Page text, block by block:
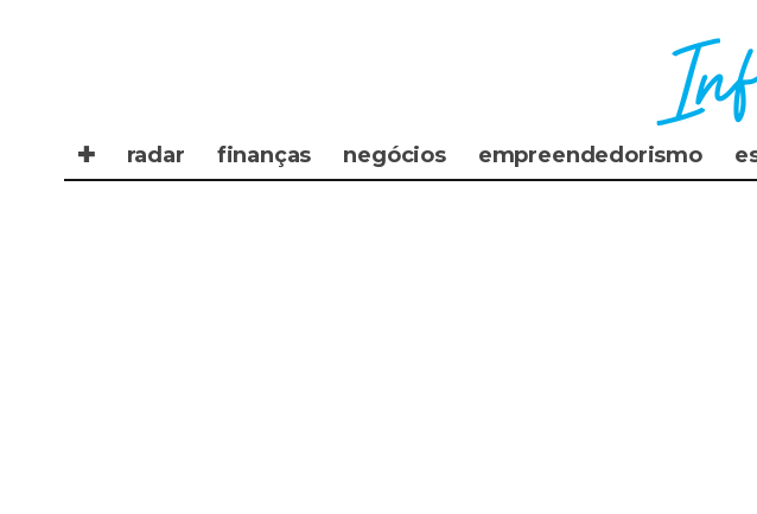
✚ radar finanças negócios empreendedorismo